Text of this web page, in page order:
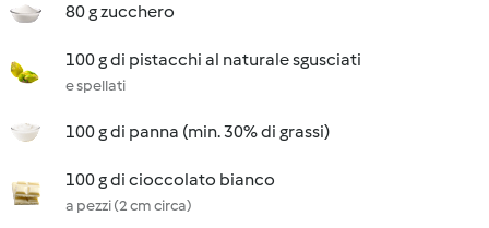
80 g zucchero
100 g di pistacchi al naturale sgusciati
e spellati
100 g di panna (min. 30% di grassi)
100 g di cioccolato bianco
a pezzi (2 cm circa)